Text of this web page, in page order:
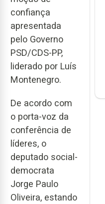
confiança
apresentada
pelo Governo
PSD/CDS-PP,
liderado por Luís
Montenegro.
De acordo com
o porta-voz da
conferência de
líderes, o
deputado social-
democrata
Jorge Paulo
Oliveira, estando